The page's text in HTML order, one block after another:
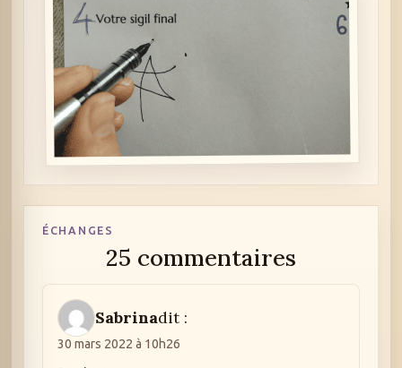
ÉCHANGES
25 commentaires
Sabrinadit :
30 mars 2022 à 10h26